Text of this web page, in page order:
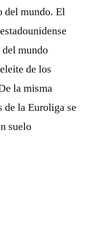
del mundo. El
mundo
de los
la misma
de la Euroliga se
suelo